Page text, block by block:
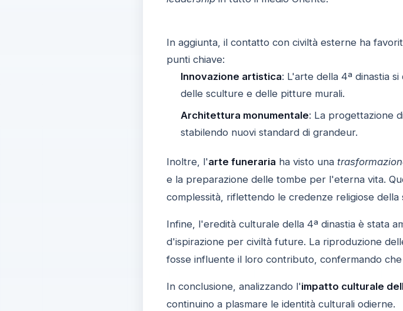
In aggiunta, il contatto con civiltà esterne ha
punti chiave:
Innovazione artistica: L'arte della 4ª dinastia
delle sculture e delle pitture murali.
Architettura monumentale: La progettazione
stabilendo nuovi standard di grandeur.
Inoltre, l'arte funeraria ha visto una
e la preparazione delle tombe per l'eterna vita.
complessità, riflettendo le credenze religiose della
Infine, l'eredità culturale della 4ª dinastia è stata
d'ispirazione per civiltà future. La riproduzione
fosse influente il loro contributo, confermando
In conclusione, analizzando l'impatto culturale
continuino a plasmare le identità culturali odierne.